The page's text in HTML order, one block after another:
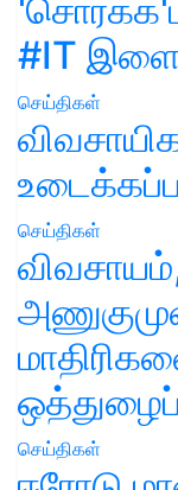
#IT
செய்திகள்
செய்திகள்
விவசாயம்,
செய்திகள்